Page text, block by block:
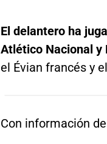
El delantero ha
Atlético Nacional y
el Évian francés y
Con información de